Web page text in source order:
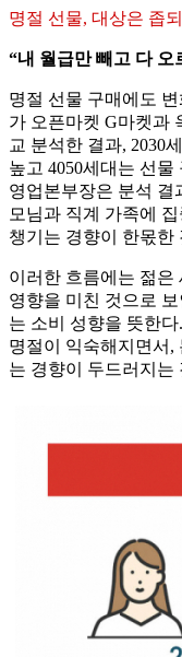
명절 선물, 대상은 좁
“내 월급만 빼고 다 오
명절 선물 구매에도
가 오픈마켓 G마켓과
교 분석한 결과, 2030
높고 4050세대는 선
영업본부장은 분석 결
모님과 직계 가족에
챙기는 경향이 한몫한
이러한 흐름에는 젊은
영향을 미친 것으로
는 소비 성향을 뜻한
명절이 익숙해지면서,
는 경향이 두드러지는